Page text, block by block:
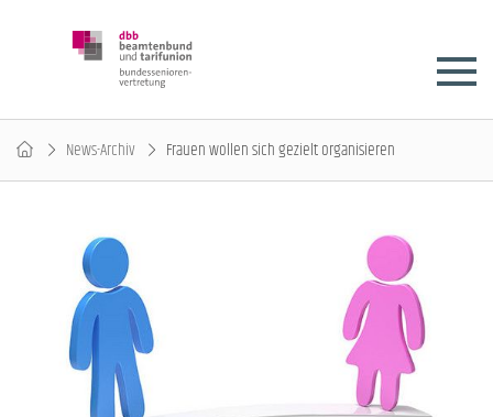
News-Archiv Frauen wollen sich gezielt organisieren